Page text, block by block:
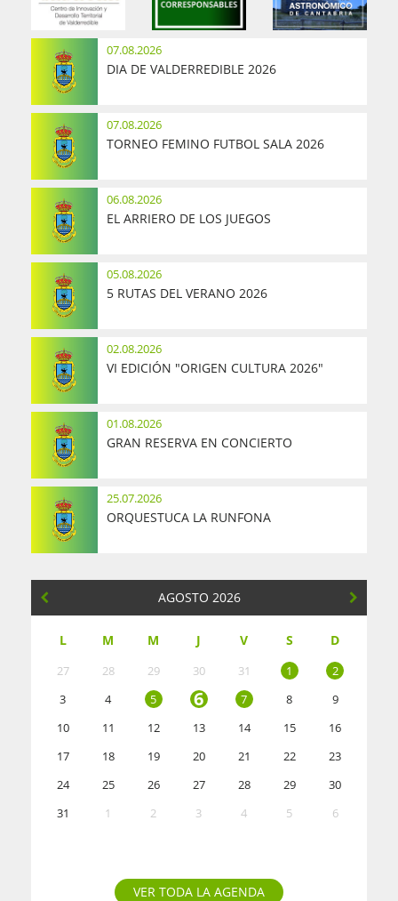
07.08.2026
DIA DE VALDERREDIBLE 2026
07.08.2026
TORNEO FEMINO FUTBOL SALA 2026
06.08.2026
EL ARRIERO DE LOS JUEGOS
05.08.2026
5 RUTAS DEL VERANO 2026
02.08.2026
VI EDICIÓN "ORIGEN CULTURA 2026"
01.08.2026
GRAN RESERVA EN CONCIERTO
25.07.2026
ORQUESTUCA LA RUNFONA
AGOSTO 2026
L M M J V S D
27 28 29 30 31 1
2
3
4 5 6 7 8
9
10
11 12 13 14 15
16
17
18 19 20 21 22
23
24
25 26 27 28 29
30
31
1 2 3 4 5 6
VER TODA LA AGENDA